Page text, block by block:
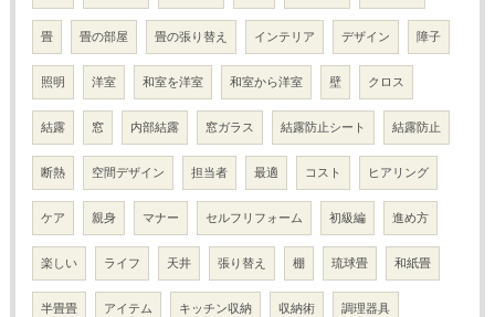
畳 畳の部屋 畳の張り替え インテリア デザイン 障子
照明 洋室 和室を洋室 和室から洋室 壁 クロス
結露 窓 内部結露 窓ガラス 結露防止シート 結露防止
断熱 空間デザイン 担当者 最適 コスト ヒアリング
ケア 親身 マナー セルフリフォーム 初級編 進め方
楽しい ライフ 天井 張り替え 棚 琉球畳 和紙畳
半畳畳 アイテム キッチン収納 収納術 調理器具